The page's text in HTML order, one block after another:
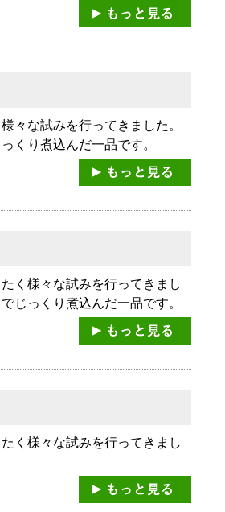
々な試みを行ってきました。
くり煮込んだ一品です。
く様々な試みを行ってきまし
じっくり煮込んだ一品です。
く様々な試みを行ってきまし